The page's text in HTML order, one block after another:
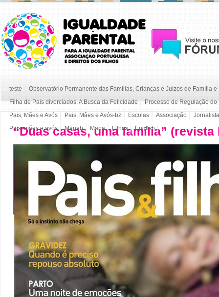
teste
Observatório Permanente das Famílias, Crianças e Juízos de Família e
Filha de Pais divorciados, A Busca da Felicidade
Processo de Regulação
Pais, Mães e Avós
Pais, Mães e Avós-bz Escolas Associação
Pais, mães e avós
Mapab Mapa Filhos English
“Duas casas, uma família”